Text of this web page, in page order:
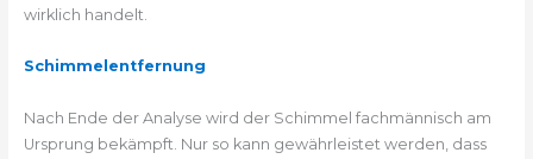
wirklich handelt.
Schimmelentfernung
Nach Ende der Analyse wird der Schimmel fachmännisch am
Ursprung bekämpft. Nur so kann gewährleistet werden, dass